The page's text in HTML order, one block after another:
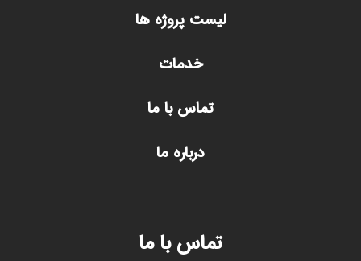
لیست پروژه ها
خدمات
تماس با ما
درباره ما
تماس با ما